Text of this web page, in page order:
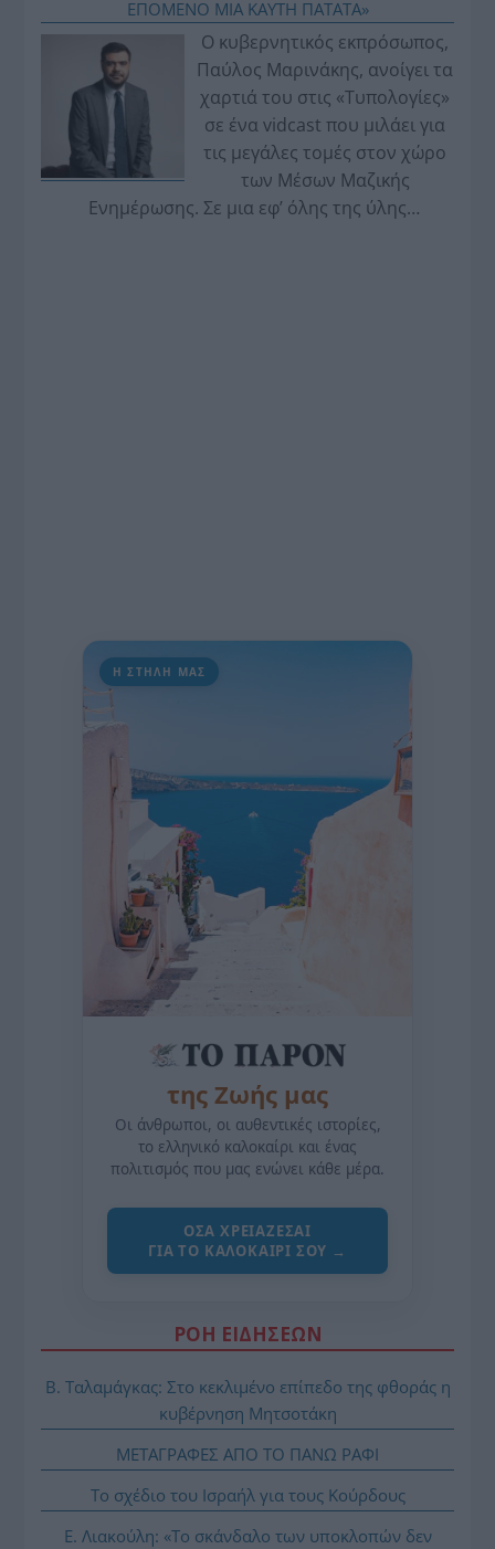
ΕΠΟΜΕΝΟ ΜΙΑ ΚΑΥΤΗ ΠΑΤΑΤΑ»
Ο κυβερνητικός εκπρόσωπος,
Παύλος Μαρινάκης, ανοίγει τα
χαρτιά του στις «Τυπολογίες»
σε ένα vidcast που μιλάει για
τις μεγάλες τομές στον χώρο
των Μέσων Μαζικής
Ενημέρωσης. Σε μια εφ’ όλης της ύλης
Η ΣΤΗΛΗ ΜΑΣ
της Ζωής μας
Οι άνθρωποι, οι αυθεντικές ιστορίες,
το ελληνικό καλοκαίρι και ένας
πολιτισμός που μας ενώνει κάθε μέρα.
ΌΣΑ ΧΡΕΙΆΖΕΣΑΙ
ΓΙΑ ΤΟ ΚΑΛΟΚΑΊΡΙ ΣΟΥ →
ΡΟΗ ΕΙΔΗΣΕΩΝ
Β. Ταλαμάγκας: Στο κεκλιμένο επίπεδο της φθοράς η
κυβέρνηση Μητσοτάκη
ΜΕΤΑΓΡΑΦΕΣ ΑΠΟ ΤΟ ΠΑΝΩ ΡΑΦΙ
Το σχέδιο του Ισραήλ για τους Κούρδους
Ε. Λιακούλη: «Το σκάνδαλο των υποκλοπών δεν